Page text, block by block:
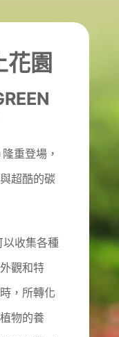
花園
隆重登場，
超酷的碳
以收集各種
觀和特
，所轉化
物的養